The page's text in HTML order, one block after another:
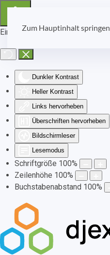
Eingabehilfen öffnen
Dunkler Kontrast
Heller Kontrast
Links hervorheben
Überschriften hervorheben
Bildschirmleser
Lesemodus
Schriftgröße 100%
Zeilenhöhe 100%
Buchstabenabstand 100%
Zum Hauptinhalt springen